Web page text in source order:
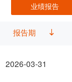
业绩报告
报告期
2026-03-31